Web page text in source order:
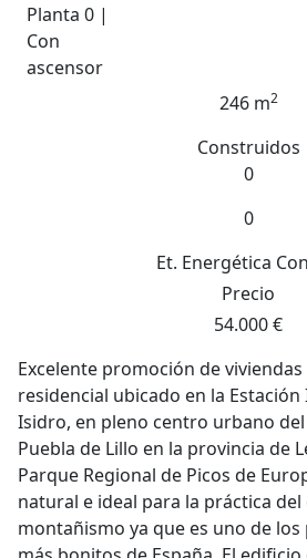
Planta 0 |
Con
ascensor
246 m2
Construidos
0
0
Et. Energética
Precio
54.000 €
Excelente promoción de
residencial ubicado en la Estación
Isidro, en pleno centro urbano
Puebla de Lillo en la provincia de
Parque Regional de Picos de
natural e ideal para la práctica del
montañismo ya que es uno de